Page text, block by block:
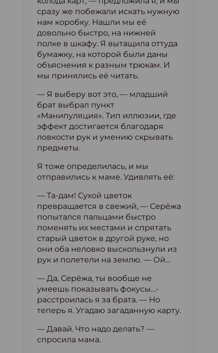
сразу же побежали искать нужную
нам коробку. Нашли мы её
довольно быстро, на нижней
полке в шкафу. Я вытащила оттуда
бумажку, на которой были даны
объяснения к разным трюкам. И
мы принялись её читать.
— Я выберу вот это, — младший
брат выбрал пункт
«Манипуляция». Тип иллюзии, где
эффект достигается благодаря
ловкости рук и умению скрывать
предметы.
Я тоже определилась, и мы
отправились к маме. Удивлять её:
— Та-дам! Сухой цветок
превращается в свежий, — Серёжа
попытался пальцами быстро
поменять их местами и спрятать
старый цветок в другой руке, но
они оба неловко выскользнули из
рук и полетели на землю. — Ой…
— Да, Серёжа, ты вообще не
умеешь показывать фокусы…-
расстроилась я за брата. — Но
теперь я. Угадаю загаданную карту.
— Давай. Что надо делать? —
спросила мама.